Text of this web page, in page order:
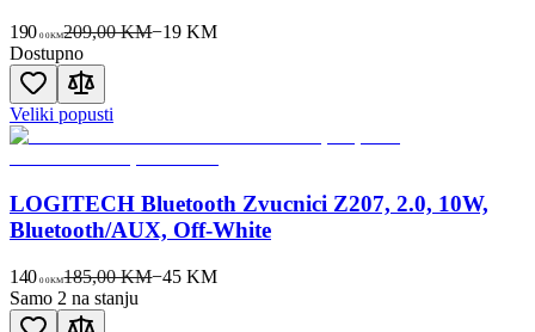
190 00KM209,00 KM−19 KM
Dostupno
Veliki popusti
LOGITECH Bluetooth Zvucnici Z207, 2.0, 10W,
Bluetooth/AUX, Off-White
140 00KM185,00 KM−45 KM
Samo 2 na stanju